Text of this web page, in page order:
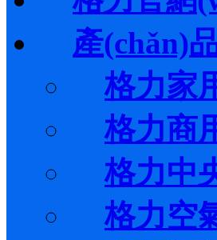
產(chǎn)
格力家
格力商
格力中
格力空